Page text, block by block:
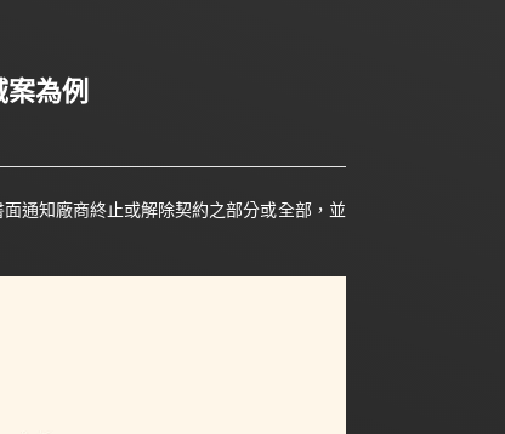
為例
通知廠商終止或解除契約之部分或全部，並